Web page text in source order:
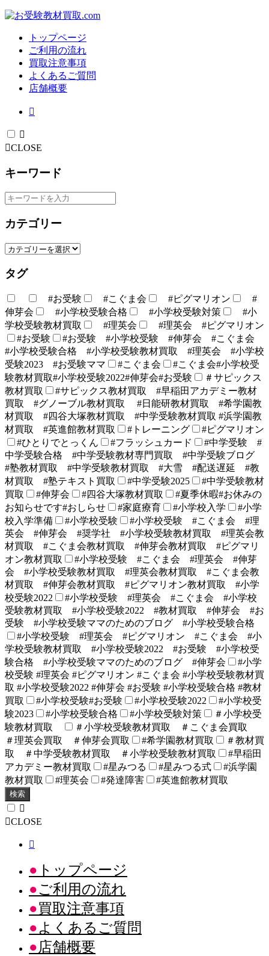
トップページ
ご利用の流れ
買取注意事項
よくあるご質問
店舗概要
CLOSE
キーワード
カテゴリー
タグ
#お受験 #こぐま会 #ピグマリオン
#
伸芽会
#小学校受験合格 #小学校受験対策
#小
学校受験教材買取
#理英会
#理英会 #ピグマリオン
#お受験
#お受験 #小学校受験 #伸芽会 #こぐま会
#小学校受験合格 #小学校受験教材買取 #理英会 #小学校
受験2023 #お受験ママ
#こぐま会
#こぐま会#小学校受
験教材買取#小学校受験2022#伸芽会#お受験
＃サピックス
教材買取
#サピックス教材買取 #早稲田アカデミー教材
買取 #グノーブル教材買取 #日能研教材買取 #希学園教
材買取 #四谷大塚教材買取 #中学受験教材買取 #浜学園教
材買取 #英進館教材買取
#トレーニング
#ピグマリオン
#ひとりでとっくん
#フラッシュカード
#中学受験 #
中学受験合格 #中学受験教材専門買取 #中学受験ブログ
#塾教材買取 #中学受験教材買取 #大雪 #配送遅延 #教
材買取 #塾テキスト買取
#中学受験2025
#中学受験教材
買取
#伸芽会 #四谷大塚教材買取
#夏季休暇#お休みの
お知らせです#おしらせ
#家庭療育 #小学校入学
#小学
校入学準備
#小学校受験
#小学校受験 #こぐま会 #理
英会 #伸芽会 #奨学社 #小学校受験教材買取 #理英会教
材買取 #こぐま会教材買取 #伸芽会教材買取 #ピグマリ
オン教材買取
#小学校受験 #こぐま会 #理英会 #伸芽
会 #小学校受験教材買取 #理英会教材買取 #こぐま会教
材買取 #伸芽会教材買取 #ピグマリオン教材買取 #小学
校受験2022
#小学校受験 #理英会 #こぐま会 #小学校
受験教材買取 #小学校受験2022 #教材買取 #伸芽会 #お
受験 #小学校受験ママのためのブログ #小学校受験合格
#小学校受験 #理英会 #ピグマリオン #こぐま会 #小
学校受験教材買取 #小学校受験2022 #お受験 #小学校受
験合格 #小学校受験ママのためのブログ #伸芽会
#小学
校受験 #理英会 #ピグマリオン #こぐま会 #小学校受験教材買
取 #小学校受験2022 #伸芽会 #お受験 #小学校受験合格 #教材
買取
#小学校受験#お受験 #小学校受験2022
#小学校受
験2023
#小学校受験合格 #小学校受験対策
＃小学校受
験教材買取
＃小学校受験教材買取 ＃こぐま会買取
＃理英会買取 ＃伸芽会買取
#希学園教材買取
＃教材買
取 ＃中学受験教材買取 ＃小学校受験教材買取
#早稲田
アカデミー教材買取
#星みつる #星みつる式
#浜学園
教材買取
#理英会 #発達障害 #英進館教材買取
検索
CLOSE
トップページ
ご利用の流れ
買取注意事項
よくあるご質問
店舗概要